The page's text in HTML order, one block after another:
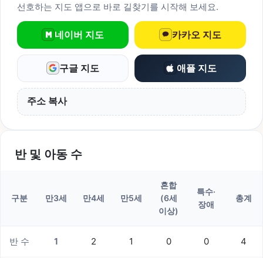
선호하는 지도 앱으로 바로 길찾기를 시작해 보세요.
네이버 지도 카카오 지도
구글 지도 애플 지도
주소 복사
반 및 아동 수
구분 만3세 만4세 만5세
혼합
(6세
이상)
특수·
장애
총계
반 수 1 2 1 0 0 4